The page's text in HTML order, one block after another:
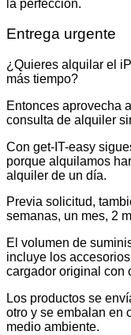
la perfección.
Entrega urgente
¿Quieres alquilar el
más tiempo?
Entonces aprovecha
consulta de alquiler
Con get-IT-easy
porque alquilamos
alquiler de un día.
Previa solicitud,
semanas, un mes, 2
El volumen de
incluye los
cargador original con
Los productos se
otro y se embalan en
medio ambiente.